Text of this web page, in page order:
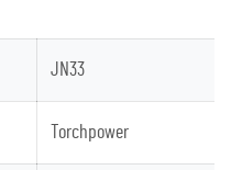
JN33
Torchpower